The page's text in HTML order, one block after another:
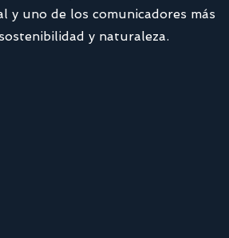
y uno de los comunicadores más
y naturaleza.